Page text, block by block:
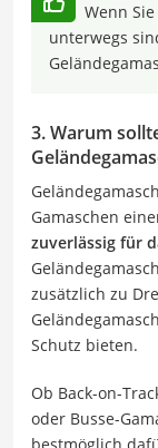
Wenn
unterwegs
3. Warum
Gamaschen
zuverlässig für
zusätzlich zu
Schutz bieten.
Ob Back-on-
oder Busse-